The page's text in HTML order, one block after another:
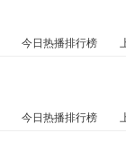
今日热播排行榜
今日热播排行榜